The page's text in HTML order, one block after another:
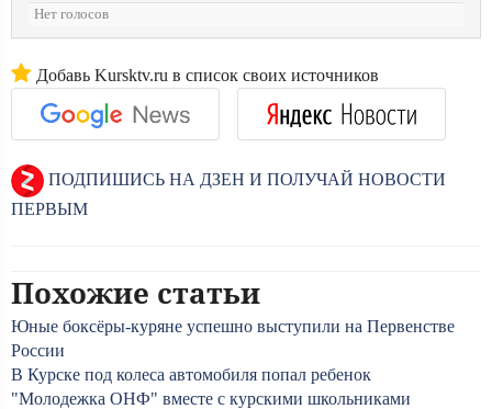
Нет голосов
Добавь Kursktv.ru в список своих источников
ПОДПИШИСЬ НА ДЗЕН И ПОЛУЧАЙ НОВОСТИ
ПЕРВЫМ
Похожие статьи
Юные боксёры-куряне успешно выступили на Первенстве
России
В Курске под колеса автомобиля попал ребенок
"Молодежка ОНФ" вместе с курскими школьниками